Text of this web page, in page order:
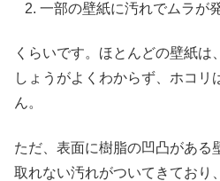
一部の壁紙に汚れでムラが
くらいです。ほとんどの壁紙は
しょうがよくわからず、ホコリ
ん。
ただ、表面に樹脂の凹凸がある
取れない汚れがついてきており